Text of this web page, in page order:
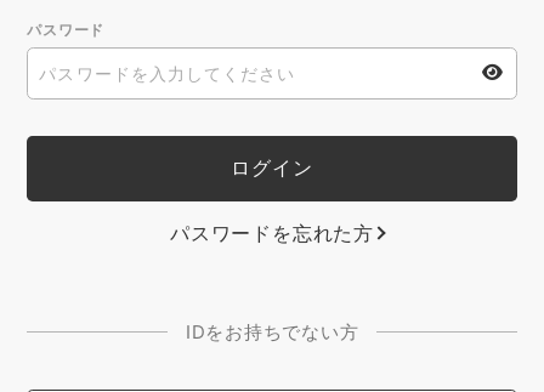
パスワード
パスワードを忘れた方
IDをお持ちでない方